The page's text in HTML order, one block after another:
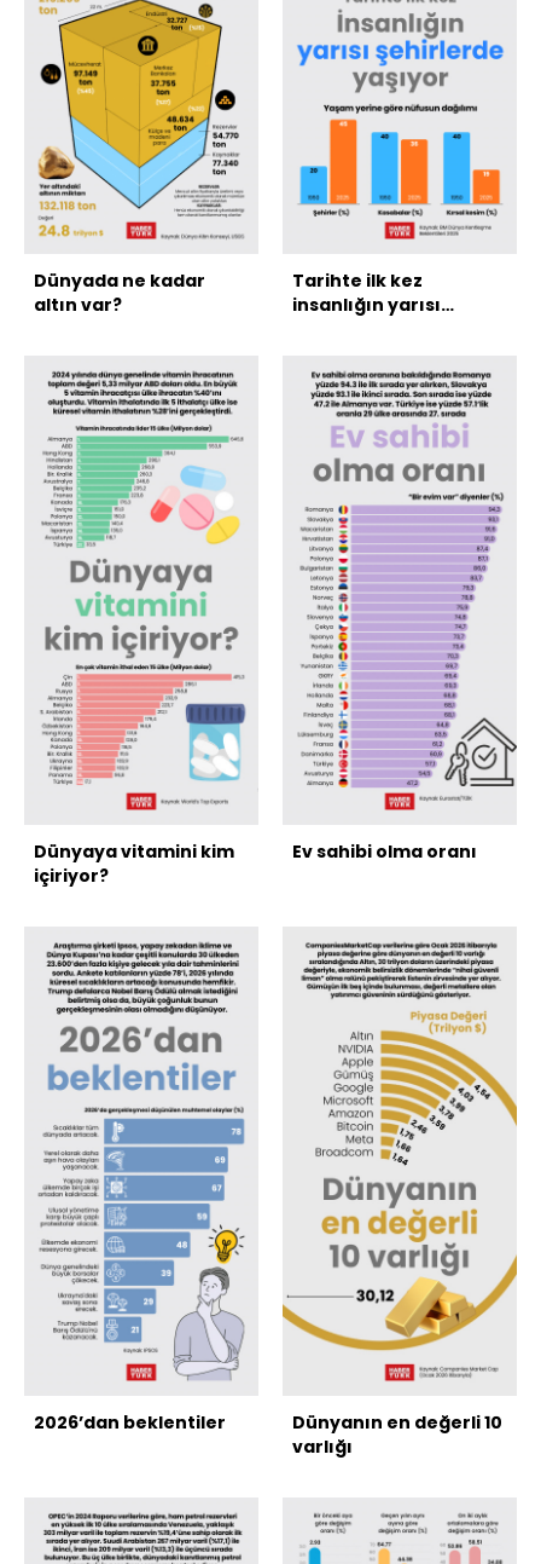
Dünyada ne kadar
altın var?
Tarihte ilk kez
insanlığın yarısı
Dünyaya vitamini kim
içiriyor?
Ev sahibi olma oranı
2026’dan beklentiler
Dünyanın en değerli 10
varlığı